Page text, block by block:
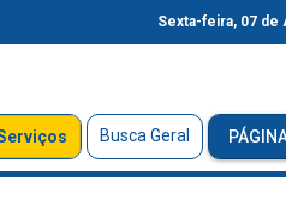
Sexta-feira, 07 de
Busca Geral